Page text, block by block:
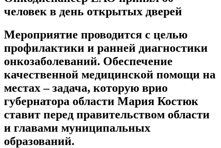
человек в день открытых дверей
Мероприятие проводится с целью
профилактики и ранней диагностики
онкозаболеваний. Обеспечение
качественной медицинской помощи на
местах – задача, которую врио
губернатора области Мария Костюк
ставит перед правительством области
и главами муниципальных
образований.